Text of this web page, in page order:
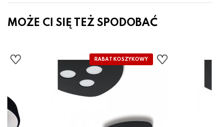
MOŻE CI SIĘ TEŻ SPODOBAĆ